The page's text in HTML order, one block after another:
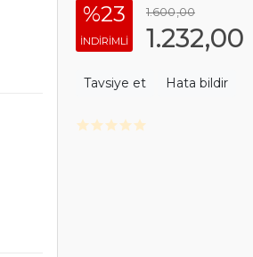
%23
INDIRIMLI
1.600,00
1.232,00
Tavsiye et Hata bildir